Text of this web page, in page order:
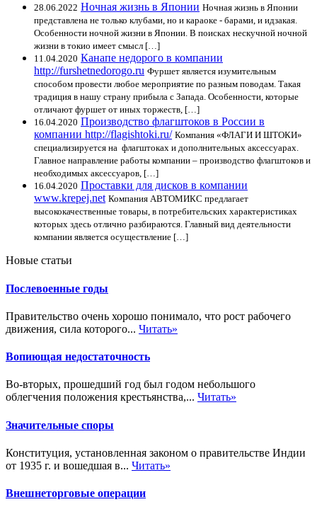
28.06.2022 Ночная жизнь в Японии Ночная жизнь в Японии
представлена не только клубами, но и караоке - барами, и идзакая.
Особенности ночной жизни в Японии. В поисках нескучной ночной
жизни в токио имеет смысл […]
11.04.2020 Канапе недорого в компании
http://furshetnedorogo.ru Фуршет является изумительным
способом провести любое мероприятие по разным поводам. Такая
традиция в нашу страну прибыла с Запада. Особенности, которые
отличают фуршет от иных торжеств, […]
16.04.2020 Производство флагштоков в России в
компании http://flagishtoki.ru/ Компания «ФЛАГИ И ШТОКИ»
специализируется на флагштоках и дополнительных аксессуарах.
Главное направление работы компании – производство флагштоков и
необходимых аксессуаров, […]
16.04.2020 Проставки для дисков в компании
www.krepej.net Компания АВТОМИКС предлагает
высококачественные товары, в потребительских характеристиках
которых здесь отлично разбираются. Главный вид деятельности
компании является осуществление […]
Новые статьи
Послевоенные годы
Правительство очень хорошо понимало, что рост рабочего
движения, сила которого... Читать»
Вопиющая недостаточность
Во-вторых, прошедший год был годом небольшого
облегчения положения крестьянства,... Читать»
Значительные споры
Конституция, установленная законом о правительстве Индии
от 1935 г. и вошедшая в... Читать»
Внешнеторговые операции